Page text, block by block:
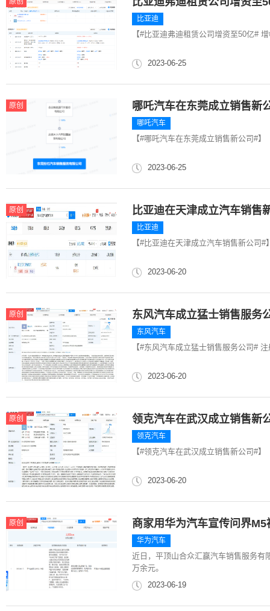
比亚迪
【#比亚迪弗迪租赁公司增资至50亿#
2023-06-25
原创 哪吒汽车在东莞成立销售新
哪吒汽车
【#哪吒汽车在东莞成立销售新公司#】
2023-06-25
原创 比亚迪在天津成立汽车销售
比亚迪
【#比亚迪在天津成立汽车销售新公司#
2023-06-20
原创 东风汽车成立猛士销售服务
东风汽车
【#东风汽车成立猛士销售服务公司#
2023-06-20
原创 领克汽车在武汉成立销售新
领克汽车
【#领克汽车在武汉成立销售新公司#】
2023-06-20
原创 商家用华为汽车宣传问界M5
华为汽车
近日，平顶山合众汇赢汽车销售服务有
万余元。
2023-06-19